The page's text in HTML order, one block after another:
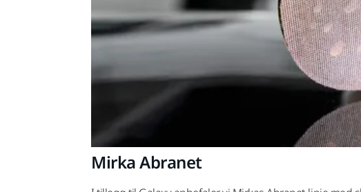
Mirka Abranet